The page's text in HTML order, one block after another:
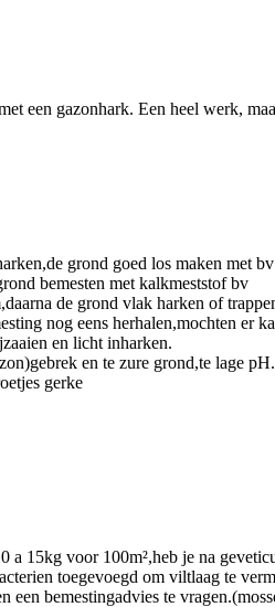
een gazonhark. Een heel werk,
grond goed los maken met bv
bemesten met kalkmeststof bv
de grond vlak harken of
nog eens herhalen,mochten er
en licht inharken.
en te zure grond,te lage pH.
gerke
15kg voor 100m²,heb je na
toegevoegd om viltlaag te
een bemestingadvies te